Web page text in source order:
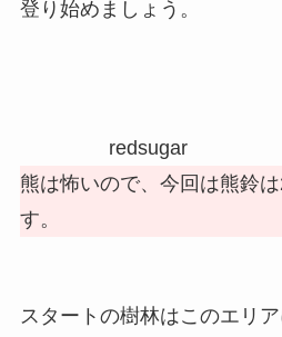
登り始めましょう。
redsugar
熊は怖いので、今回は熊鈴
す。
スタートの樹林はこのエリ